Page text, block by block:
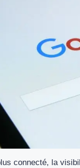
connecté, la